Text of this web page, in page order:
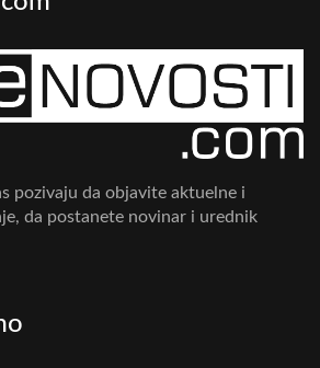
pozivaju da objavite aktuelne i
da postanete novinar i urednik